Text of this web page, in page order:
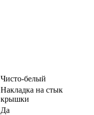
Чисто-белый
Накладка на стык
крышки
Да